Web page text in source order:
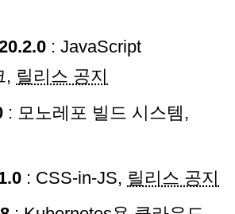
: JavaScript
, 릴리스 공지
: 모노레포 빌드 시스템,
: CSS-in-JS, 릴리스 공지